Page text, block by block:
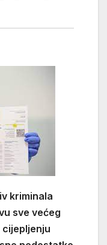
kriminala
sve većeg